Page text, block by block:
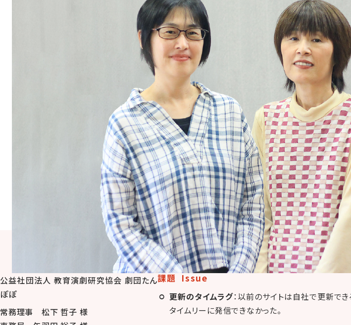
公益社団法人 教育演劇研究協会 劇団たん
ぽぽ
常務理事 松下 哲子 様
課題 Issue
更新のタイムラグ：以前のサイトは自社で更新で
タイムリーに発信できなかった。